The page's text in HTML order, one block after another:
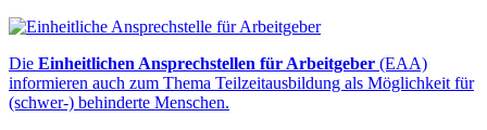
Die Einheitlichen Ansprechstellen für Arbeitgeber (EAA)
informieren auch zum Thema Teilzeitausbildung als Möglichkeit für
(schwer-) behinderte Menschen.